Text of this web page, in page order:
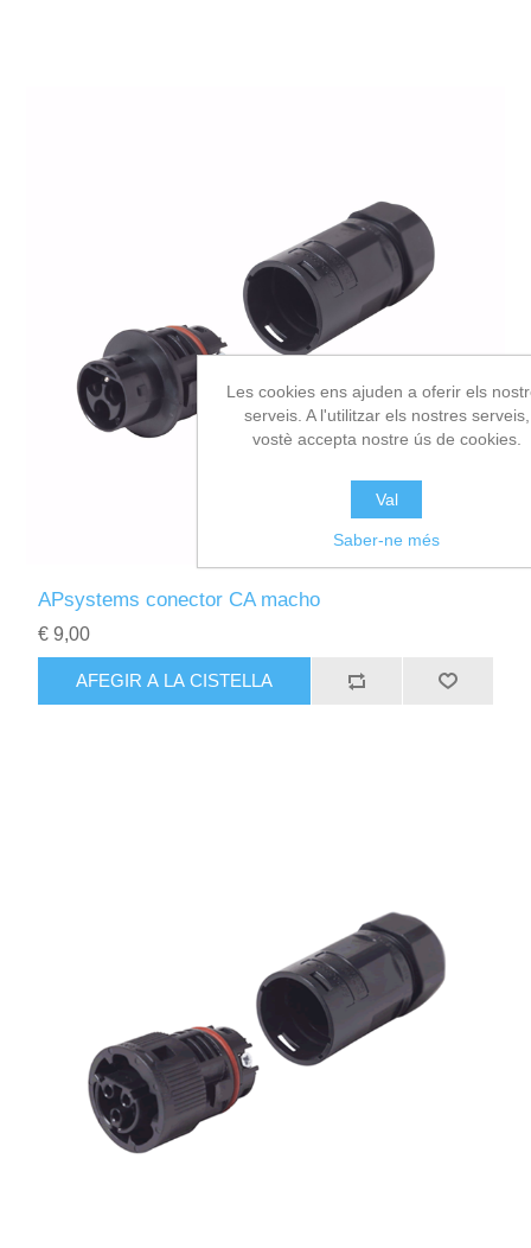
APsystems conector CA macho
€ 9,00
Les cookies ens ajuden a oferir els
serveis. A l'utilitzar els nostres serveis,
vostè accepta nostre ús de cookies.
Val
Saber-ne més